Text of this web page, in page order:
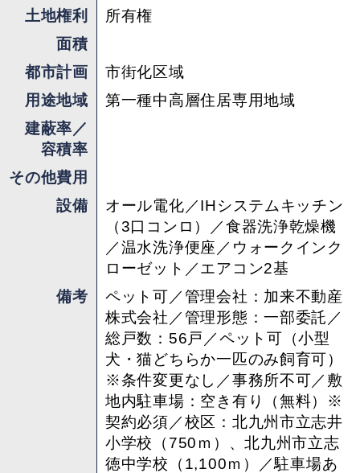
土地権利
所有権
面積
都市計画
市街化区域
用途地域
第一種中高層住居専用地域
建蔽率／
容積率
その他費用
設備
オール電化／IHシステムキッチン
（3口コンロ）／食器洗浄乾燥機
／温水洗浄便座／ウォークインク
ローゼット／エアコン2基
備考
ペット可／管理会社：加来不動産
株式会社／管理形態：一部委託／
総戸数：56戸／ペット可（小型
犬・猫どちらか一匹のみ飼育可）
※条件変更なし／事務所不可／敷
地内駐車場：空き有り（無料）※
契約必須／校区：北九州市立志井
小学校（750ｍ）、北九州市立志
徳中学校（1,100ｍ）／駐車場あ